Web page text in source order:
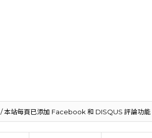
/ 本站每頁已添加 Facebook 和 DISQUS 評論功能